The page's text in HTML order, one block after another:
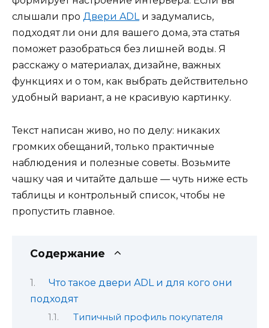
слышали про Двери ADLи задумались,
подходят ли они для вашего дома, эта статья
поможет разобраться без лишней воды. Я
расскажу о материалах, дизайне, важных
функциях и о том, как выбрать действительно
удобный вариант, а не красивую картинку.
Текст написан живо, но по делу: никаких
громких обещаний, только практичные
наблюдения и полезные советы. Возьмите
чашку чая и читайте дальше — чуть ниже есть
таблицы и контрольный список, чтобы не
пропустить главное.
Содержание
Что такое двери ADL и для кого они
подходят
Типичный профиль покупателя